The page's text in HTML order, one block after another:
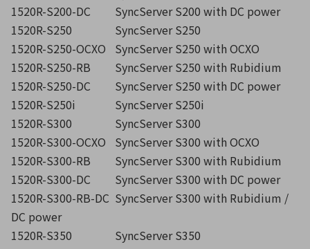
1520R-S200-DC
SyncServer S200 with DC power
1520R-S250
SyncServer S250
1520R-S250-OCXO
SyncServer S250 with OCXO
1520R-S250-RB
SyncServer S250 with Rubidium
1520R-S250-DC
SyncServer S250 with DC power
1520R-S250i
SyncServer S250i
1520R-S300
SyncServer S300
1520R-S300-OCXO
SyncServer S300 with OCXO
1520R-S300-RB
SyncServer S300 with Rubidium
1520R-S300-DC
SyncServer S300 with DC power
1520R-S300-RB-DC SyncServer S300 with Rubidium /
DC power
1520R-S350
SyncServer S350